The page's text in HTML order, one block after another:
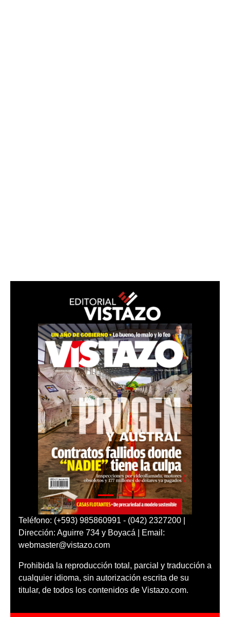
Teléfono: (+593) 985860991 - (042) 2327200 |
Dirección: Aguirre 734 y Boyacá | Email:
webmaster@vistazo.com
Prohibida la reproducción total, parcial y traducción a
cualquier idioma, sin autorización escrita de su
titular, de todos los contenidos de Vistazo.com.